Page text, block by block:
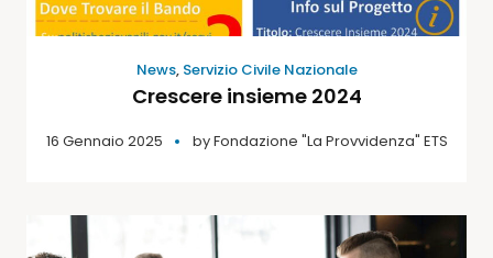
News, Servizio Civile Nazionale
Crescere insieme 2024
16 Gennaio 2025 byFondazione "La Provvidenza" ETS